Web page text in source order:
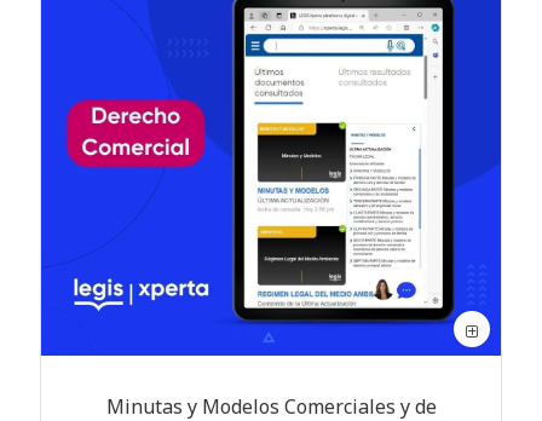
Minutas y Modelos Comerciales y de